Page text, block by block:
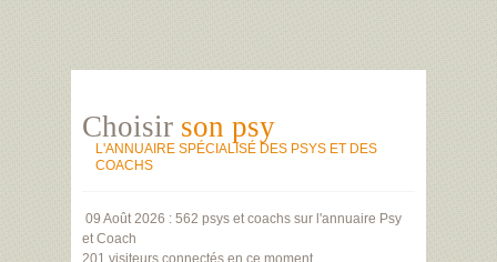
Choisir son psy
L'ANNUAIRE SPÉCIALISÉ DES PSYS ET DES
COACHS
09 Août 2026 : 562 psys et coachs sur l'annuaire Psy
et Coach
201 visiteurs connectés en ce moment